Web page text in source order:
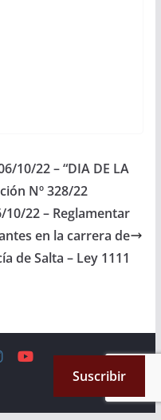
10/22 – “DIA DE LA
Nº 328/22
10/22 – Reglamentar
en la carrera de
de Salta – Ley 1111
. All rights reserved.
Powered byWordPress.
Suscribir